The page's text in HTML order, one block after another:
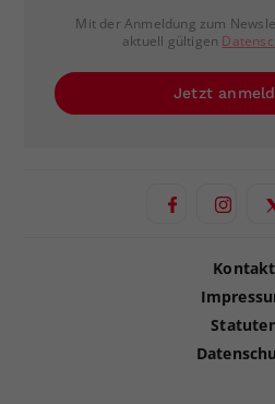
Mit der Anmeldung zum
aktuell gültigen
Jetzt
Kontakt